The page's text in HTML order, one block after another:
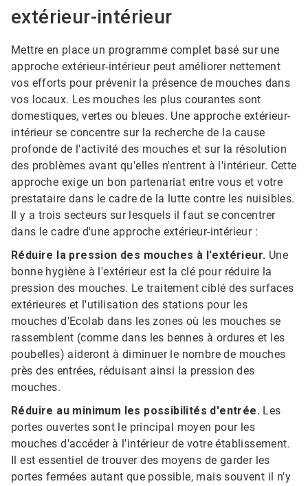
extérieur-intérieur
Mettre en place un programme complet basé sur une
approche extérieur-intérieur peut améliorer nettement
vos efforts pour prévenir la présence de mouches dans
vos locaux. Les mouches les plus courantes sont
domestiques, vertes ou bleues. Une approche extérieur-
intérieur se concentre sur la recherche de la cause
profonde de l'activité des mouches et sur la résolution
des problèmes avant qu'elles n'entrent à l'intérieur. Cette
approche exige un bon partenariat entre vous et votre
prestataire dans le cadre de la lutte contre les nuisibles.
Il y a trois secteurs sur lesquels il faut se concentrer
dans le cadre d'une approche extérieur-intérieur :
Réduire la pression des mouches à l'extérieur. Une
bonne hygiène à l'extérieur est la clé pour réduire la
pression des mouches. Le traitement ciblé des surfaces
extérieures et l'utilisation des stations pour les
mouches d'Ecolab dans les zones où les mouches se
rassemblent (comme dans les bennes à ordures et les
poubelles) aideront à diminuer le nombre de mouches
près des entrées, réduisant ainsi la pression des
mouches.
Réduire au minimum les possibilités d'entrée. Les
portes ouvertes sont le principal moyen pour les
mouches d'accéder à l'intérieur de votre établissement.
Il est essentiel de trouver des moyens de garder les
portes fermées autant que possible, mais souvent il n'y